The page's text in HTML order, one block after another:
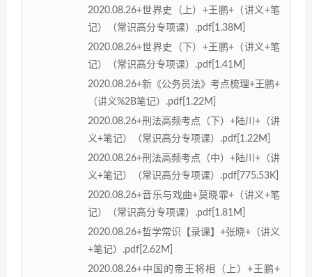
2020.08.26+世界史（上）+王鹏+（讲义+笔
记）（常识高分专项课）.pdf[1.38M]
2020.08.26+世界史（下）+王鹏+（讲义+笔
记）（常识高分专项课）.pdf[1.41M]
2020.08.26+新《公务员法》考点梳理+王鹏+
（讲义%2B笔记）.pdf[1.22M]
2020.08.26+刑法高频考点（下）+陆川+（讲
义+笔记）（常识高分专项课）.pdf[1.22M]
2020.08.26+刑法高频考点（中）+陆川+（讲
义+笔记）（常识高分专项课）.pdf[775.53K]
2020.08.26+音乐与戏曲+莫晓霏+（讲义+笔
记）（常识高分专项课）.pdf[1.81M]
2020.08.26+哲学常识【录课】+张晓+（讲义
+笔记）.pdf[2.62M]
2020.08.26+中国的帝王将相（上）+王鹏+